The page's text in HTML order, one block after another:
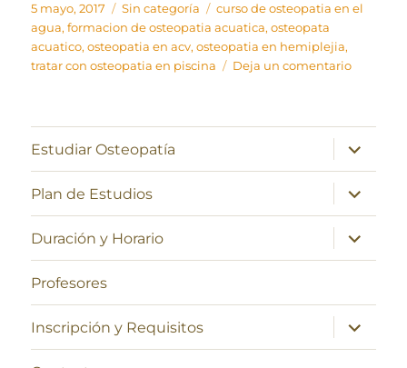
Publicado
el
5 mayo, 2017 Categorías
Sin categoría Etiquetas
curso de osteopatia en el
agua,formacion de osteopatia acuatica,osteopata
acuatico,osteopatia en acv,osteopatia en hemiplejia,
tratar con osteopatia en piscina
Deja un comentarioen
Estudiar Osteopatía
expande
el
menú
inferior
Plan de Estudios
expande
el
menú
inferior
Duración y Horario
expande
el
menú
Profesores
Inscripción y Requisitos
expande
el
menú